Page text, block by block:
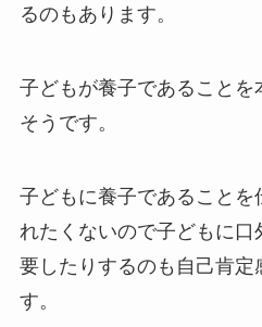
るのもあります。
子どもが養子であることを
そうです。
子どもに養子であることを
れたくないので子どもに
要したりするのも自己肯
す。